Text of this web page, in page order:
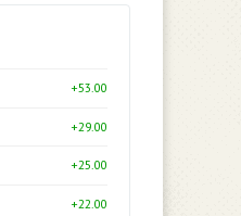
+53.00
+29.00
+25.00
+22.00